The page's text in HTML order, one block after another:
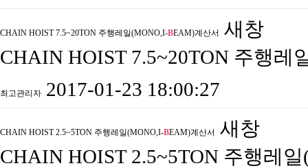
CHAIN HOIST 7.5~20TON 주행레일(MONO,I-BEAM)계산서
새창
CHAIN HOIST 7.5~20TON 주행
최고관리자 2017-01-23 18:00:27
CHAIN HOIST 2.5~5TON 주행레일(MONO,I-BEAM)계산서
새창
CHAIN HOIST 2.5~5TON 주행레